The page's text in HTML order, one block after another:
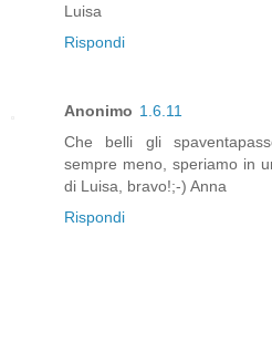
Luisa
Rispondi
Anonimo 1.6.11
Che belli gli
sempre meno, speriamo in
di Luisa, bravo!;-) Anna
Rispondi